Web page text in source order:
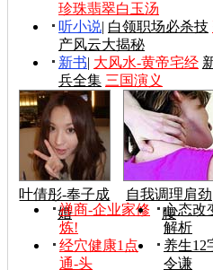
珍珠翡翠白玉汤
听小说| 白领职场必杀技
产风云大揭秘
新书| 大风水-黄帝宅经
兵全集 三国演义
叶倩彤-奉子成
婚
自我调理肩劲
腰
禅商-企业家修
炼!
心态改
解析
经穴健康1点
通-头
养生12
令谦